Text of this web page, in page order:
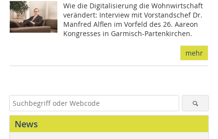
Wie die Digitalisierung die Wohnwirtschaft
verändert: Interview mit Vorstandschef Dr.
Manfred Alflen im Vorfeld des 26. Aareon
Kongresses in Garmisch-Partenkirchen.
mehr
News